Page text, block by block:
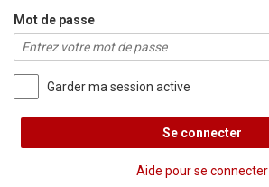
Mot de passe
Garder ma session active
Se connecter
Aide pour se connecter